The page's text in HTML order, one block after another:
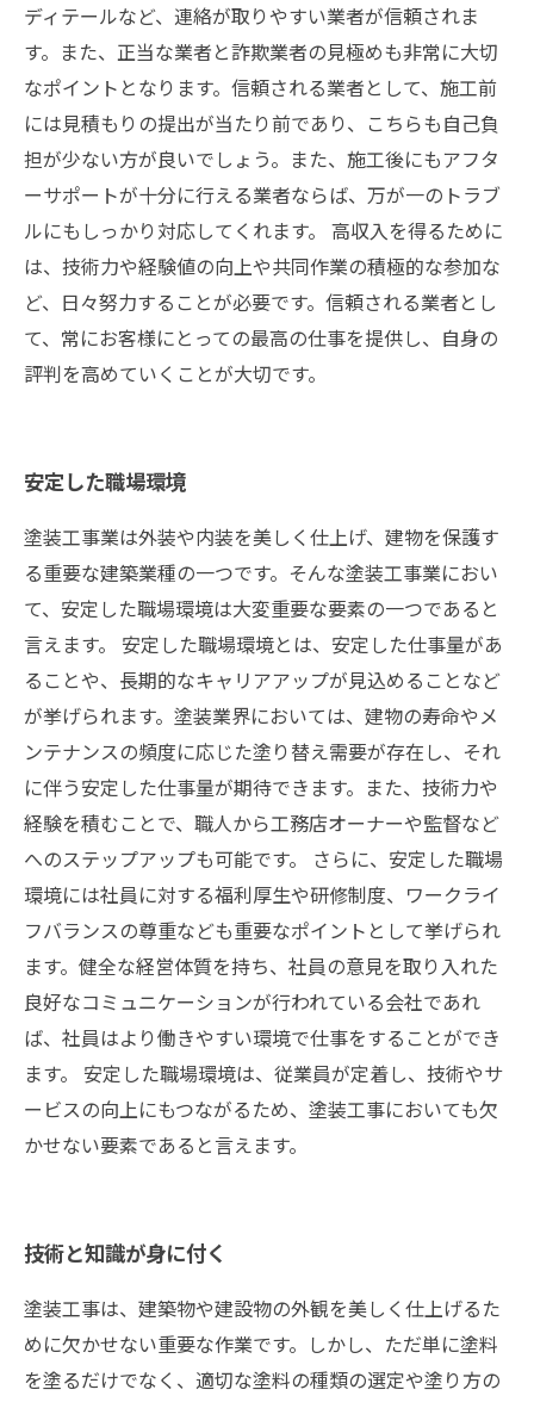
ディテールなど、連絡が取りやすい業者が信頼されま
す。また、正当な業者と詐欺業者の見極めも非常に大切
なポイントとなります。信頼される業者として、施工前
には見積もりの提出が当たり前であり、こちらも自己負
担が少ない方が良いでしょう。また、施工後にもアフタ
ーサポートが十分に行える業者ならば、万が一のトラブ
ルにもしっかり対応してくれます。 高収入を得るために
は、技術力や経験値の向上や共同作業の積極的な参加な
ど、日々努力することが必要です。信頼される業者とし
て、常にお客様にとっての最高の仕事を提供し、自身の
評判を高めていくことが大切です。
安定した職場環境
塗装工事業は外装や内装を美しく仕上げ、建物を保護す
る重要な建築業種の一つです。そんな塗装工事業におい
て、安定した職場環境は大変重要な要素の一つであると
言えます。 安定した職場環境とは、安定した仕事量があ
ることや、長期的なキャリアアップが見込めることなど
が挙げられます。塗装業界においては、建物の寿命やメ
ンテナンスの頻度に応じた塗り替え需要が存在し、それ
に伴う安定した仕事量が期待できます。また、技術力や
経験を積むことで、職人から工務店オーナーや監督など
へのステップアップも可能です。 さらに、安定した職場
環境には社員に対する福利厚生や研修制度、ワークライ
フバランスの尊重なども重要なポイントとして挙げられ
ます。健全な経営体質を持ち、社員の意見を取り入れた
良好なコミュニケーションが行われている会社であれ
ば、社員はより働きやすい環境で仕事をすることができ
ます。 安定した職場環境は、従業員が定着し、技術やサ
ービスの向上にもつながるため、塗装工事においても欠
かせない要素であると言えます。
技術と知識が身に付く
塗装工事は、建築物や建設物の外観を美しく仕上げるた
めに欠かせない重要な作業です。しかし、ただ単に塗料
を塗るだけでなく、適切な塗料の種類の選定や塗り方の